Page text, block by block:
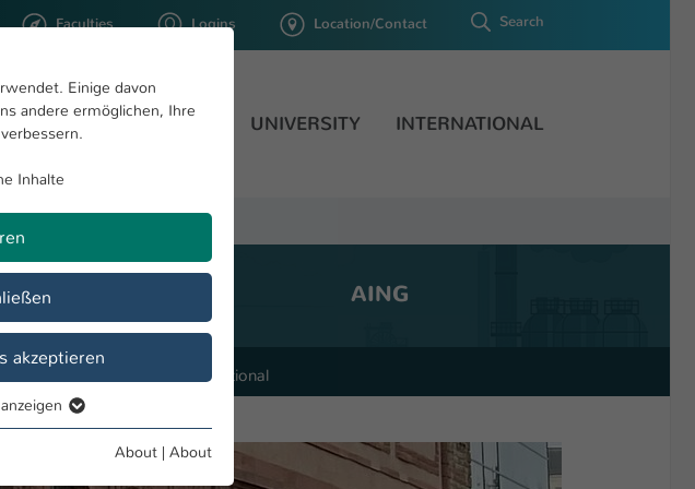
Faculties Logins Location/Contact Search
RESEARCH UNIVERSITY INTERNATIONAL
AING
International
Einige davon
andere ermöglichen, Ihre
Inhalte
akzeptieren
Funktionen der
About | About